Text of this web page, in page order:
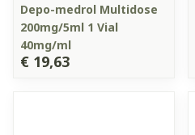
Depo-medrol Multidose
200mg/5ml 1 Vial
40mg/ml
€ 19,63